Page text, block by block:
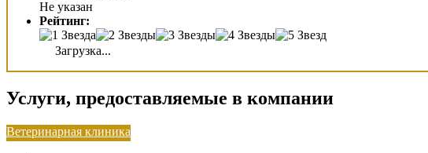
Не указан
Рейтинг:
Загрузка...
Услуги, предоставляемые в компании
Ветеринарная клиника